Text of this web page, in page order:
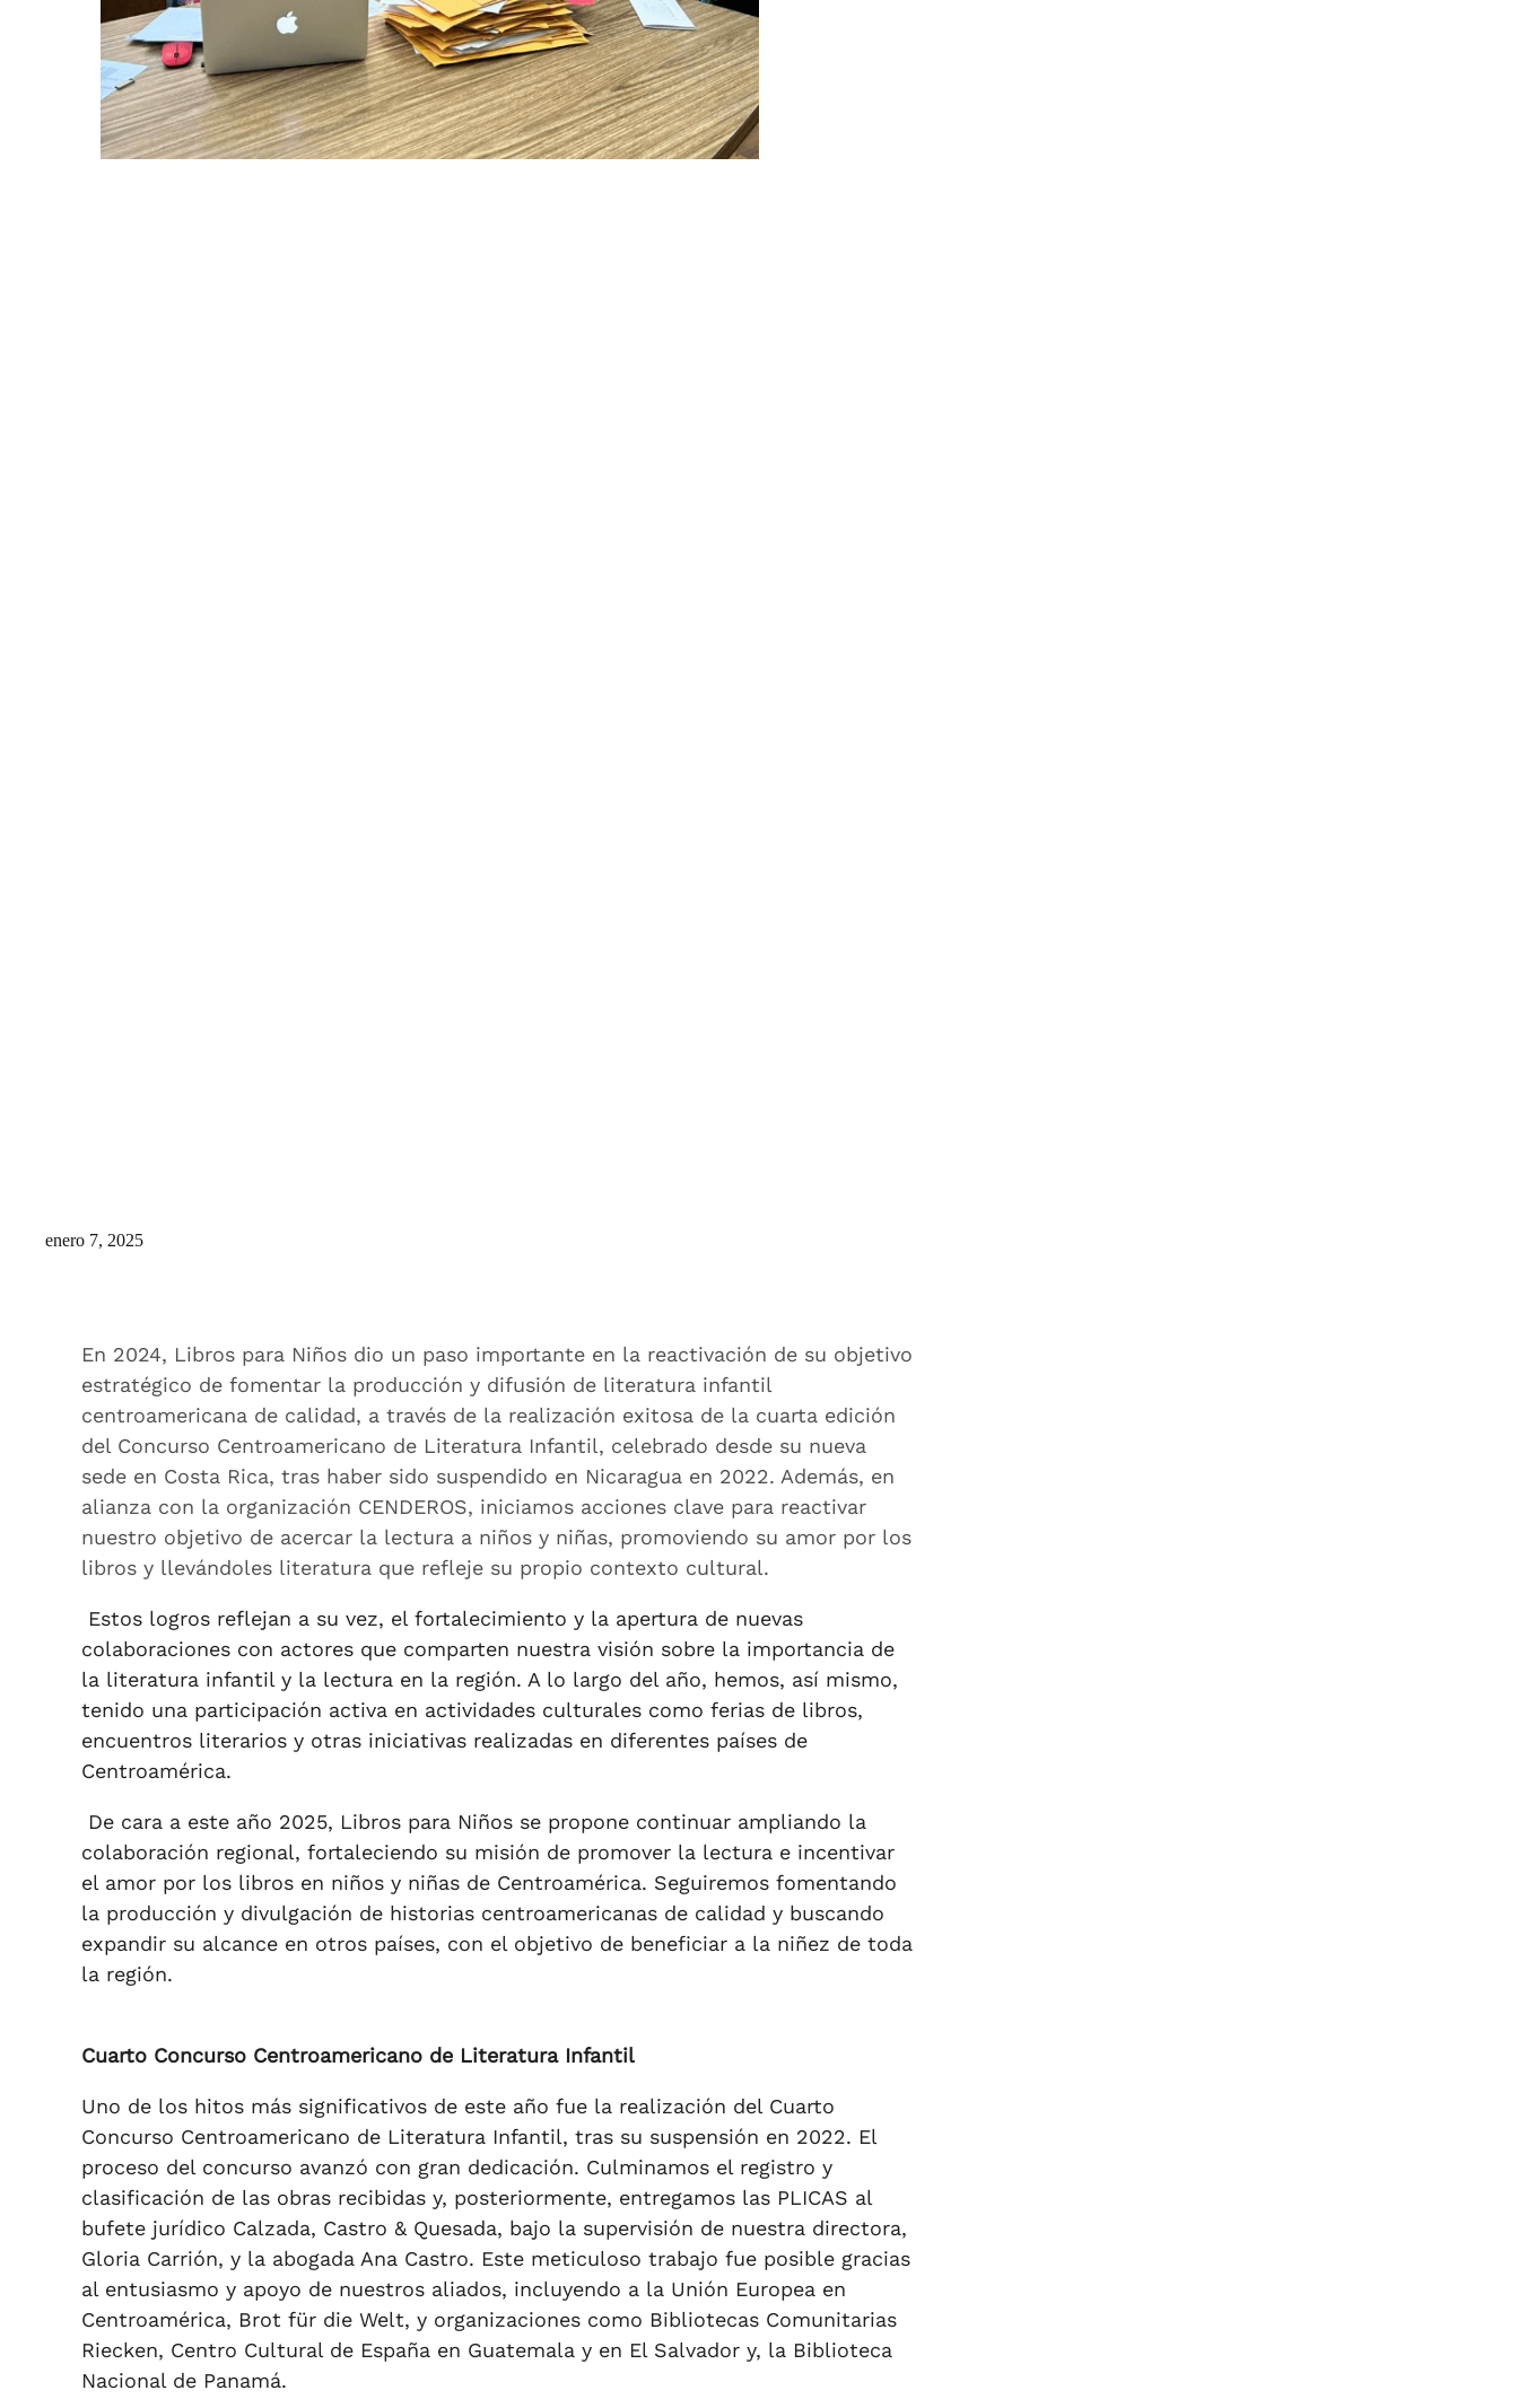
enero 7, 2025
En 2024, Libros para Niños dio un paso importante en la reactivación de su objetivo
estratégico de fomentar la producción y difusión de literatura infantil
centroamericana de calidad, a través de la realización exitosa de la cuarta edición
del Concurso Centroamericano de Literatura Infantil, celebrado desde su nueva
sede en Costa Rica, tras haber sido suspendido en Nicaragua en 2022. Además, en
alianza con la organización CENDEROS, iniciamos acciones clave para reactivar
nuestro objetivo de acercar la lectura a niños y niñas, promoviendo su amor por los
libros y llevándoles literatura que refleje su propio contexto cultural.
Estos logros reflejan a su vez, el fortalecimiento y la apertura de nuevas
colaboraciones con actores que comparten nuestra visión sobre la importancia de
la literatura infantil y la lectura en la región. A lo largo del año, hemos, así mismo,
tenido una participación activa en actividades culturales como ferias de libros,
encuentros literarios y otras iniciativas realizadas en diferentes países de
Centroamérica.
De cara a este año 2025, Libros para Niños se propone continuar ampliando la
colaboración regional, fortaleciendo su misión de promover la lectura e incentivar
el amor por los libros en niños y niñas de Centroamérica. Seguiremos fomentando
la producción y divulgación de historias centroamericanas de calidad y buscando
expandir su alcance en otros países, con el objetivo de beneficiar a la niñez de toda
la región.
Cuarto Concurso Centroamericano de Literatura Infantil
Uno de los hitos más significativos de este año fue la realización del Cuarto
Concurso Centroamericano de Literatura Infantil, tras su suspensión en 2022. El
proceso del concurso avanzó con gran dedicación. Culminamos el registro y
clasificación de las obras recibidas y, posteriormente, entregamos las PLICAS al
bufete jurídico Calzada, Castro & Quesada, bajo la supervisión de nuestra directora,
Gloria Carrión, y la abogada Ana Castro. Este meticuloso trabajo fue posible gracias
al entusiasmo y apoyo de nuestros aliados, incluyendo a la Unión Europea en
Centroamérica, Brot für die Welt, y organizaciones como Bibliotecas Comunitarias
Riecken, Centro Cultural de España en Guatemala y en El Salvador y, la Biblioteca
Nacional de Panamá.